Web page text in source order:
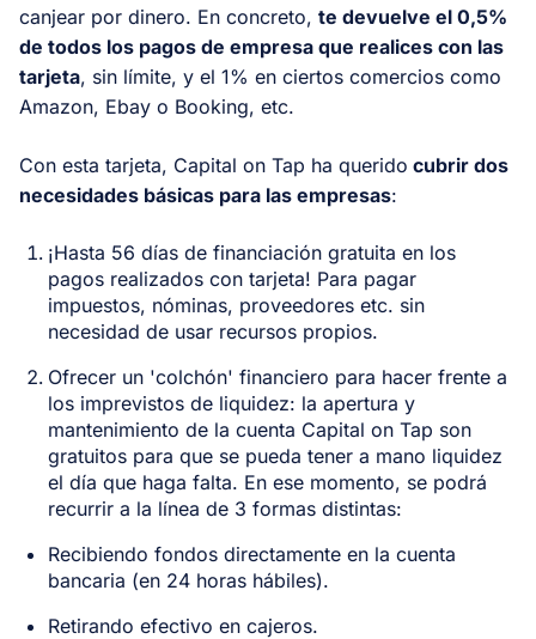
canjear por dinero. En concreto, te devuelve el 0,5%
de todos los pagos de empresa que realices con las
tarjeta, sin límite, y el 1% en ciertos comercios como
Amazon, Ebay o Booking, etc.
Con esta tarjeta, Capital on Tap ha querido cubrir dos
necesidades básicas para las empresas:
¡Hasta 56 días de financiación gratuita en los
pagos realizados con tarjeta! Para pagar
impuestos, nóminas, proveedores etc. sin
necesidad de usar recursos propios.
Ofrecer un 'colchón' financiero para hacer frente a
los imprevistos de liquidez: la apertura y
mantenimiento de la cuenta Capital on Tap son
gratuitos para que se pueda tener a mano liquidez
el día que haga falta. En ese momento, se podrá
recurrir a la línea de 3 formas distintas:
Recibiendo fondos directamente en la cuenta
bancaria (en 24 horas hábiles).
Retirando efectivo en cajeros.